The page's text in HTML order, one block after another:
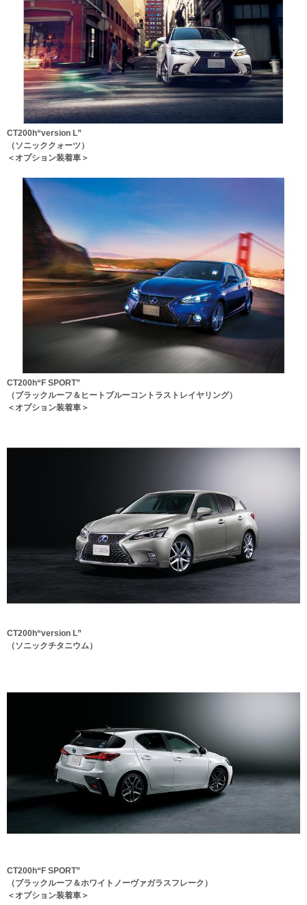
CT200h“version L”
（ソニッククォーツ）
＜オプション装着車＞
CT200h“F SPORT”
（ブラックルーフ＆ヒートブルーコントラストレイヤリング）
＜オプション装着車＞
CT200h“version L”
（ソニックチタニウム）
CT200h“F SPORT”
（ブラックルーフ＆ホワイトノーヴァガラスフレーク）
＜オプション装着車＞